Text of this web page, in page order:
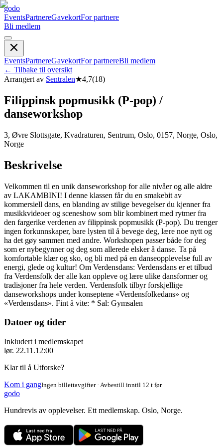
godo
EventsPartnereGavekortFor partnere
Bli medlem
EventsPartnereGavekortFor partnereBli medlem
← Tilbake til oversikt
Arrangert av Sentralen★4,7(18)
Filippinsk popmusikk (P-pop) /
danseworkshop
3, Øvre Slottsgate, Kvadraturen, Sentrum, Oslo, 0157, Norge, Oslo,
Norge
Beskrivelse
Velkommen til en unik danseworkshop for alle nivåer og alle aldre
av LAKAMBINI! I denne klassen får du en smakebit av
kommersiell dans, en blanding av stilige bevegelser du kjenner fra
musikkvideoer og sceneshow som blir kombinert med rytmer fra
den fargerike verdenen av filippinsk popmusikk (P-pop). Du trenger
ingen forkunnskaper, bare lysten til å bevege deg, lære noe nytt og
ha det gøy sammen med andre. Workshopen passer både for deg
som er nybegynner og deg som allerede elsker å danse. Ta på
komfortable klær og sko, og bli med på en danseopplevelse full av
energi, glede og kultur! Om Verdensdans: Verdensdans er et tilbud
fra Verdensfolk der alle kan oppleve og lære ulike dansformer og
tradisjoner fra hele verden. Verdensfolk tilbyr forskjellige
danseworkshops under konseptene «Verdensfolkedans» og
«Verdensdans». Fint å vite: * Sal: Gymsalen
Datoer og tider
Inkludert i medlemskapet
lør. 22.11.12:00
Klar til å Utforske?
Kom i gangIngen billettavgifter · Avbestill inntil 12 t før
godo
Hundrevis av opplevelser. Ett medlemskap. Oslo, Norge.